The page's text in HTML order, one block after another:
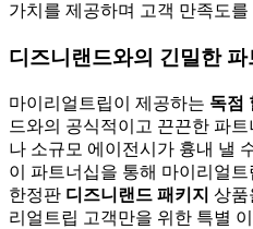
가치를 제공하며 고객 만족도
디즈니랜드와의 긴밀한
마이리얼트립이 제공하는 독점
드와의 공식적이고 끈끈한 파
나 소규모 에이전시가 흉내 낼
이 파트너십을 통해 마이리얼
한정판 디즈니랜드 패키지 상품
리얼트립 고객만을 위한 특별